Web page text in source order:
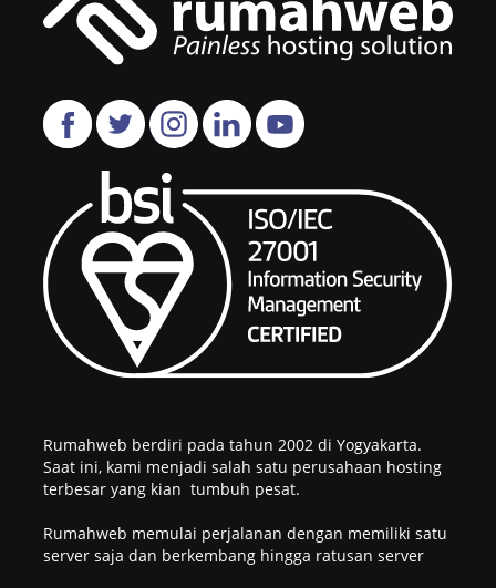
Rumahweb berdiri pada tahun 2002 di Yogyakarta.
Saat ini, kami menjadi salah satu perusahaan hosting
terbesar yang kian tumbuh pesat.
Rumahweb memulai perjalanan dengan memiliki satu
server saja dan berkembang hingga ratusan server